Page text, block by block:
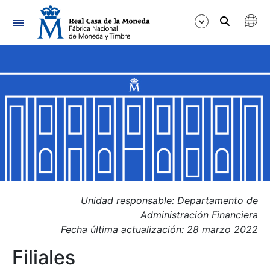
Nabigazioa
Erakutsi/Ezkutatu
Erakutsi/Ezkutatu
Erakutsi/Ezkutatu
Erakutsi/EzkutatuUnidad responsable: Departamento de
Administración Financiera
Fecha última actualización: 28 marzo 2022
Filiales